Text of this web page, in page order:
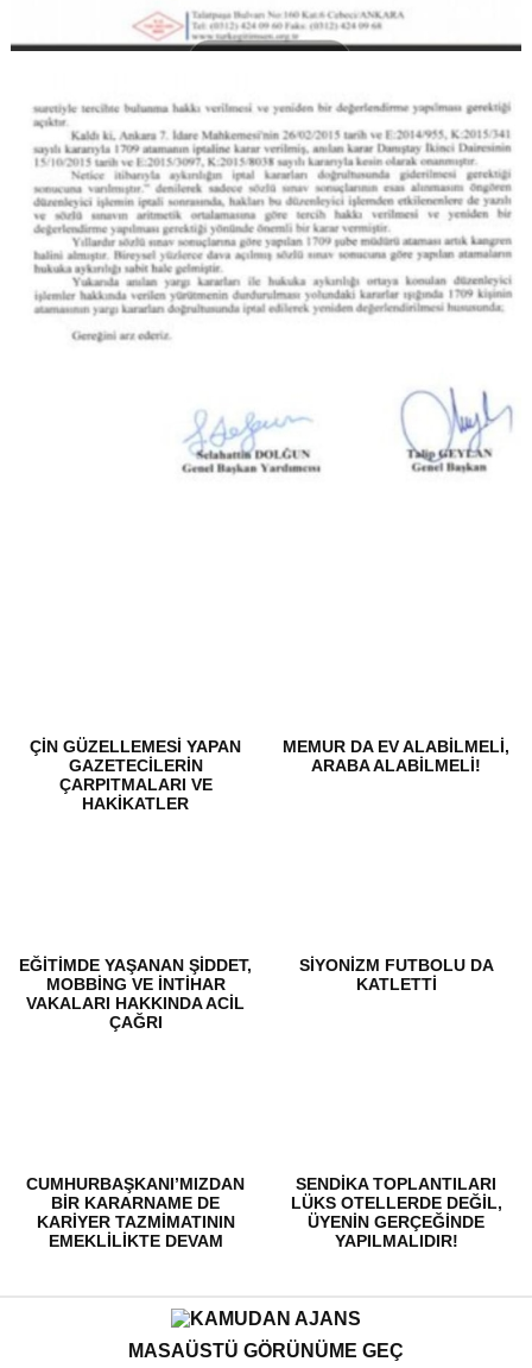
ÇİN GÜZELLEMESİ YAPAN
GAZETECİLERİN
ÇARPITMALARI VE
HAKİKATLER
MEMUR DA EV ALABİLMELİ,
ARABA ALABİLMELİ!
EĞITIMDE YAŞANAN ŞIDDET,
MOBBING VE İNTIHAR
VAKALARI HAKKINDA ACIL
ÇAĞRI
SİYONİZM FUTBOLU DA
KATLETTİ
CUMHURBAŞKANI’MIZDAN
BİR KARARNAME DE
KARİYER TAZMİMATININ
EMEKLİLİKTE DEVAM
SENDIKA TOPLANTILARI
LÜKS OTELLERDE DEĞIL,
ÜYENIN GERÇEĞINDE
YAPILMALIDIR!
MASAÜSTÜ GÖRÜNÜME GEÇ